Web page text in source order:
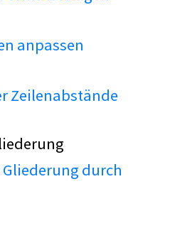
anpassen
Zeilenabstände
durch